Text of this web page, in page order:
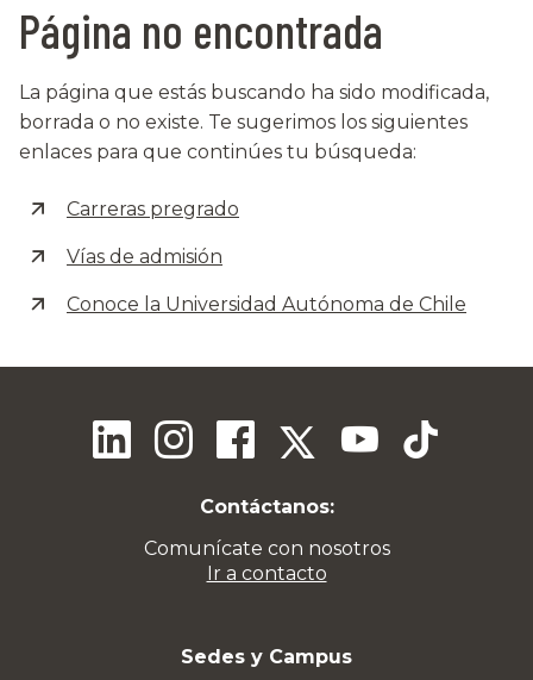
Página no encontrada
La página que estás buscando ha sido modificada,
borrada o no existe. Te sugerimos los siguientes
enlaces para que continúes tu búsqueda:
Carreras pregrado
Vías de admisión
Conoce la Universidad Autónoma de Chile
Contáctanos:
Comunícate con nosotros
Ir a contacto
Sedes y Campus